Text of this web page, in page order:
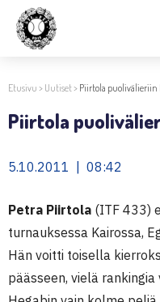
Etusivu > Uutiset> Piirtola puolivälieriin
Piirtola
5.10.2011 | 08:42
Petra Piirtola (ITF 433)
turnauksessa Kairossa,
Hän voitti toisella
päässeen, vielä